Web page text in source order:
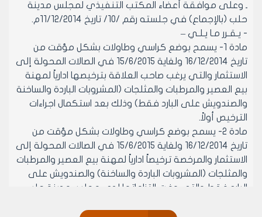
ـ وعلى موافقة أعضاء المكتب التنفيذي لمجلس مدينة
حلب (بالإجماع) في جلسته رقم /10/ تاريخ 11/12/2014م.
- يـقـرر مـا يـلـي –
مادة 1- يسمح بوضع كراسي وطاولات بشكل مؤقت من
تاريخ 16/12/2014 ولغاية 15/6/2015 في الصالات المحولة إلى
الاستثمار والتي يرغب صاحب العلاقة بترخيصها ادارياً لمهنة
بيع العصير والمرطبات والمثلجات (المشروبات الباردة والساخنة
والصندويش على البارد فقط) وذلك بعد استكمال اجراءات
الترخيص أولاً.
مادة 2- يسمح بوضع كراسي وطاولات بشكل مؤقت من
تاريخ 16/12/2014 ولغاية 15/6/2015 في الصالات المحولة إلى
الاستثمار والمرخصة ترخيصاً ادارياً لمهنة بيع العصير والمرطبات
والمثلجات (المشروبات الباردة والساخنة) والصندويش على
البارد فقط والتي وفت التزاماتها لدى مجلس مدينة حلب